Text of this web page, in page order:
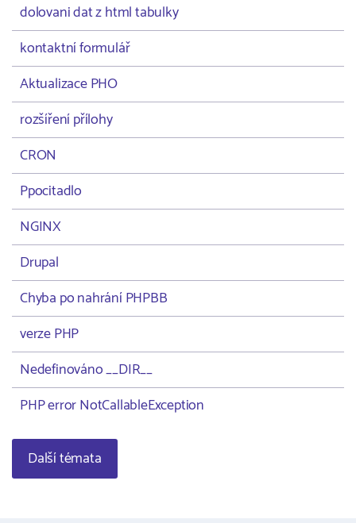
dolovani dat z html tabulky
kontaktní formulář
Aktualizace PHO
rozšíření přílohy
CRON
Ppocitadlo
NGINX
Drupal
Chyba po nahrání PHPBB
verze PHP
Nedefinováno __DIR__
PHP error NotCallableException
Další témata